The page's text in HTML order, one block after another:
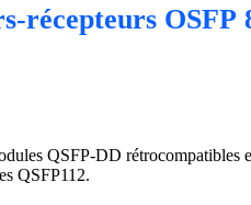
récepteurs OSFP
QSFP-DD rétrocompatibles
QSFP112.